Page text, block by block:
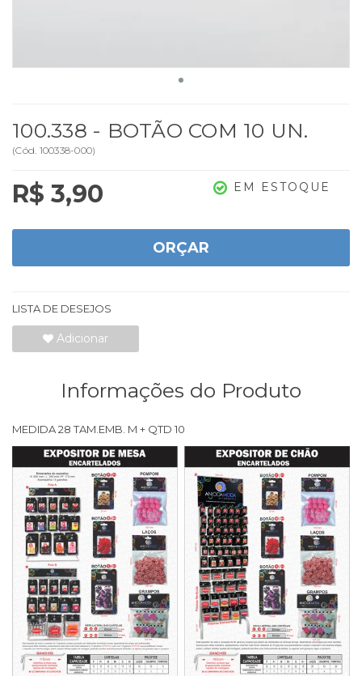
100.338 - BOTÃO COM 10 UN.
(Cód. 100338-000)
R$ 3,90 EM ESTOQUE
ORÇAR
LISTA DE DESEJOS
Adicionar
Informações do Produto
MEDIDA 28 TAM.EMB. M + QTD 10